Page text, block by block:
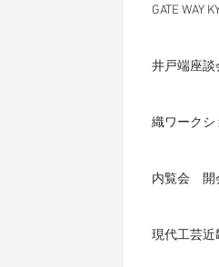
GATE WAY
井戸端座談
織ワークシ
内覧会 開
現代工芸